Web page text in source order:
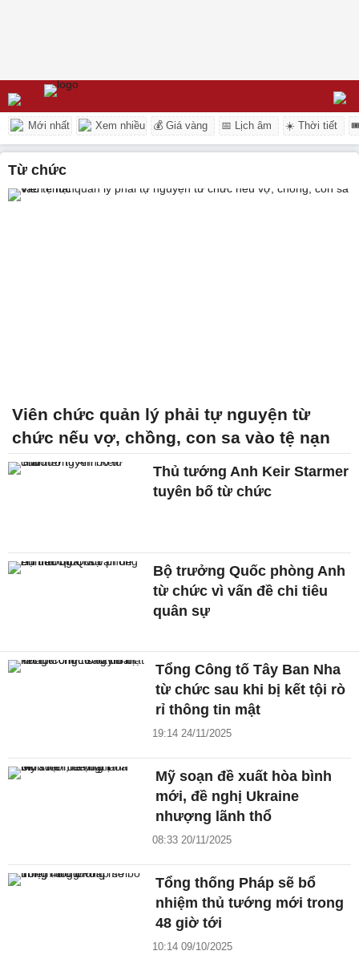
Mới nhất Xem nhiều 💰 Giá vàng 📅 Lịch âm ☀️ Thời tiết
từ chức
Viên chức quản lý phải tự nguyện từ
chức nếu vợ, chồng, con sa vào tệ nạn
Thủ tướng Anh Keir Starmer
tuyên bố từ chức
Bộ trưởng Quốc phòng Anh
từ chức vì vấn đề chi tiêu
quân sự
Tổng Công tố Tây Ban Nha
từ chức sau khi bị kết tội rò
rỉ thông tin mật
19:14 24/11/2025
Mỹ soạn đề xuất hòa bình
mới, đề nghị Ukraine
nhượng lãnh thổ
08:33 20/11/2025
Tổng thống Pháp sẽ bổ
nhiệm thủ tướng mới trong
48 giờ tới
10:14 09/10/2025